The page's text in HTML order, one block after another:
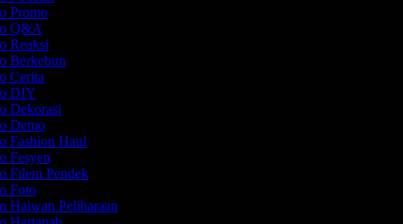
Promo
Q&A
Reaksi
Berkebun
Cerita
DIY
Dekorasi
Demo
Fashion Haul
Fesyen
Filem Pendek
Foto
Haiwan Peliharaan